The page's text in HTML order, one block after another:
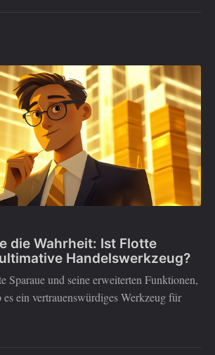
die Wahrheit: Ist Flotte
Handelswerkzeug?
Sparaue und seine erweiterten Funktionen,
es ein vertrauenswürdiges Werkzeug für